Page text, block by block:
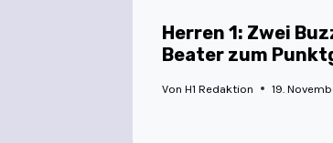
Herren 1: Zwei
Beater zum
Von H1 Redaktion 19.